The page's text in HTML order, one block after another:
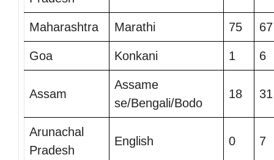
Maharashtra Marathi 75 67
Goa Konkani 1 6
Assam
Assame
se/Bengali/Bodo
18 31
Arunachal
Pradesh
English 0 7